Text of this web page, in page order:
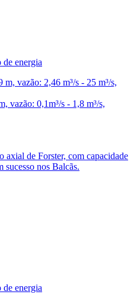
de energia
axial de Forster, com capacidade
sucesso nos Balcãs.
de energia